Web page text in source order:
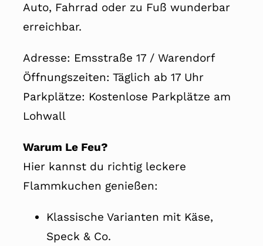
Auto, Fahrrad oder zu Fuß wunderbar
erreichbar.
Adresse: Emsstraße 17 / Warendorf
Öffnungszeiten: Täglich ab 17 Uhr
Parkplätze: Kostenlose Parkplätze am
Lohwall
Warum Le Feu?
Hier kannst du richtig leckere
Flammkuchen genießen:
Klassische Varianten mit Käse,
Speck & Co.